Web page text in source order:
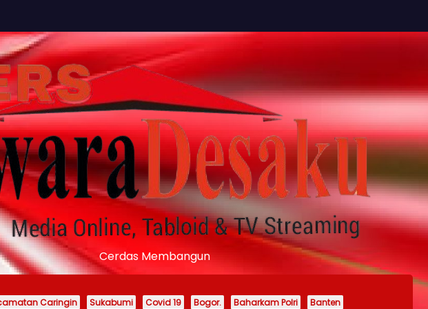
Cerdas Membangun
Caringin Sukabumi Covid 19 Bogor. Baharkam Polri Banten